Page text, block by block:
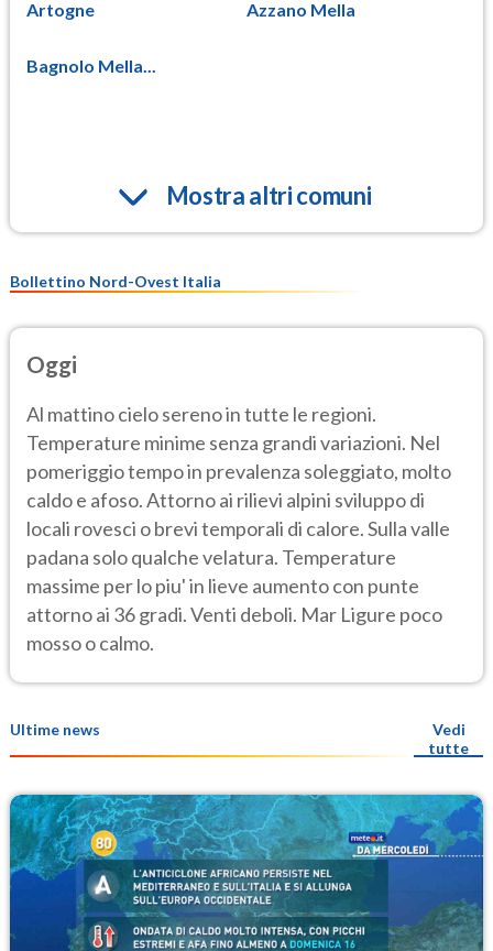
Artogne Azzano Mella
Bagnolo Mella...
Mostra altri comuni
Bollettino Nord-Ovest Italia
Oggi
Al mattino cielo sereno in tutte le regioni.
Temperature minime senza grandi variazioni. Nel
pomeriggio tempo in prevalenza soleggiato, molto
caldo e afoso. Attorno ai rilievi alpini sviluppo di
locali rovesci o brevi temporali di calore. Sulla valle
padana solo qualche velatura. Temperature
massime per lo piu' in lieve aumento con punte
attorno ai 36 gradi. Venti deboli. Mar Ligure poco
mosso o calmo.
Ultime news
Vedi
tutte